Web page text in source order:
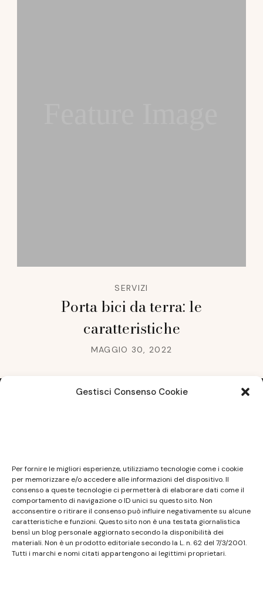
Gestisci Consenso Cookie
Per fornire le migliori esperienze, utilizziamo tecnologie come i cookie
per memorizzare e/o accedere alle informazioni del dispositivo. Il
consenso a queste tecnologie ci permetterà di elaborare dati come il
comportamento di navigazione o ID unici su questo sito. Non
acconsentire o ritirare il consenso può influire negativamente su alcune
caratteristiche e funzioni. Questo sito non è una testata giornalistica
bensì un blog personale aggiornato secondo la disponibilità dei
materiali. Non è un prodotto editoriale secondo la L. n. 62 del 7/3/2001.
Tutti i marchi e nomi citati appartengono ai legittimi proprietari.
SERVIZI
Porta bici da terra: le
caratteristiche
MAGGIO 30, 2022
non ha carattere periodico essendo aggiornato
secondo la disponibilità e la reperibilità dei materiali.
Pertanto non può essere considerato in alcun modo
un prodotto editoriale ai sensi della L. n. 62 del
7/3/2001. Tutti i marchi riportati appartengono ai
legittimi proprietari; marchi di terzi, nomi di prodotti,